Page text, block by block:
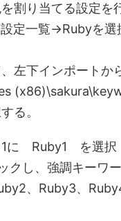
割り当てる設定を
定一覧→Rubyを選
左下インポートか
る。
1に Ruby1 を選択
し、強調キーワー
、Ruby3、